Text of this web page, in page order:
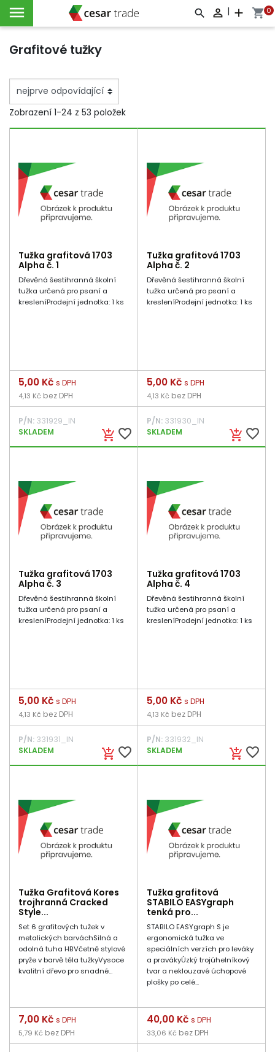
   | add shopping_cart0
Grafitové tužky
Zobrazení 1-24 z 53 položek
Tužka grafitová 1703
Alpha č. 1
Dřevěná šestihranná školní
tužka určená pro psaní a
kresleníProdejní jednotka: 1 ks
add_shopping_cart favorite_border
Cena
5,00 Kč s DPH
4,13 Kč bez DPH
P/N: 331929_IN
SKLADEM
Tužka grafitová 1703
Alpha č. 2
Dřevěná šestihranná školní
tužka určená pro psaní a
kresleníProdejní jednotka: 1 ks
add_shopping_cart favorite_border
Cena
5,00 Kč s DPH
4,13 Kč bez DPH
P/N:331930_IN
SKLADEM
Tužka grafitová 1703
Alpha č. 3
Dřevěná šestihranná školní
tužka určená pro psaní a
kresleníProdejní jednotka: 1 ks
add_shopping_cart favorite_border
Cena
5,00 Kč s DPH
4,13 Kč bez DPH
P/N: 331931_IN
SKLADEM
Tužka grafitová 1703
Alpha č. 4
Dřevěná šestihranná školní
tužka určená pro psaní a
kresleníProdejní jednotka: 1 ks
add_shopping_cart favorite_border
Cena
5,00 Kč s DPH
4,13 Kč bez DPH
P/N:331932_IN
SKLADEM
Tužka Grafitová Kores
trojhranná Cracked
Style...
Set 6 grafitových tužek v
metalických barváchSilná a
odolná tuha HBVčetně stylové
pryže v barvě těla tužkyVysoce
kvalitní dřevo pro snadné...
Cena
7,00 Kč s DPH
5,79 Kč bez DPH
Tužka grafitová
STABILO EASYgraph
tenká pro...
STABILO EASYgraph S je
ergonomická tužka ve
speciálních verzích pro leváky
a pravákyÚzký trojúhelníkový
tvar a neklouzavé úchopové
plošky po celé...
Cena
40,00 Kč s DPH
33,06 Kč bez DPH